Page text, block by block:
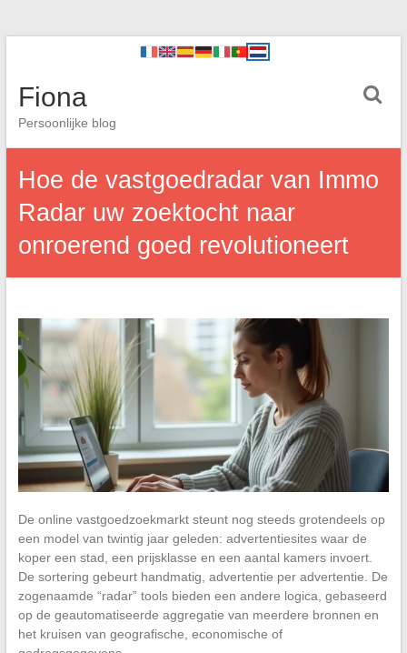
Fiona
Persoonlijke blog
Hoe de vastgoedradar van Immo
Radar uw zoektocht naar
onroerend goed revolutioneert
De online vastgoedzoekmarkt steunt nog steeds grotendeels op
een model van twintig jaar geleden: advertentiesites waar de
koper een stad, een prijsklasse en een aantal kamers invoert.
De sortering gebeurt handmatig, advertentie per advertentie. De
zogenaamde “radar” tools bieden een andere logica, gebaseerd
op de geautomatiseerde aggregatie van meerdere bronnen en
het kruisen van geografische, economische of